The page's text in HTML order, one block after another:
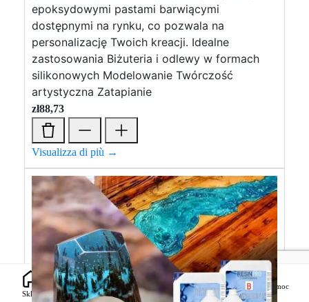
epoksydowymi pastami barwiącymi
dostępnymi na rynku, co pozwala na
personalizację Twoich kreacji. Idealne
zastosowania Biżuteria i odlewy w formach
silikonowych Modelowanie Twórczość
artystyczna Zatapianie
zł88,73
Visualizza di più →
Sklep Przewodniki
0
zł0,00 Lista życzeń
Pomoc